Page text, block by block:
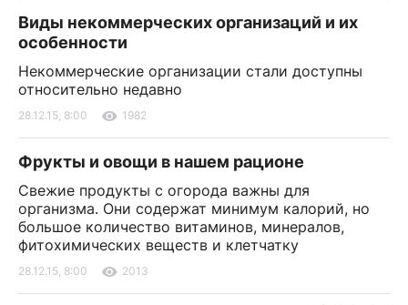
Виды некоммерческих организаций и их
особенности
Некоммерческие организации стали доступны
относительно недавно
28.12.15, 8:00 1982
Фрукты и овощи в нашем рационе
Свежие продукты с огорода важны для
организма. Они содержат минимум калорий, но
большое количество витаминов, минералов,
фитохимических веществ и клетчатку
28.12.15, 8:00 2013